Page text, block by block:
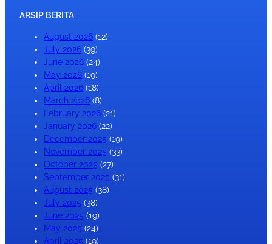
ARSIP BERITA
August 2026 (12)
July 2026 (39)
June 2026 (24)
May 2026 (19)
April 2026 (18)
March 2026 (8)
February 2026 (21)
January 2026 (22)
December 2025 (19)
November 2025 (33)
October 2025 (27)
September 2025 (31)
August 2025 (38)
July 2025 (38)
June 2025 (19)
May 2025 (24)
April 2025 (19)